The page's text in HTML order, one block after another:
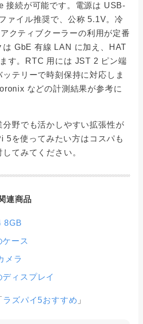
接続が可能です。電源は USB-
ァイル推奨で、公称 5.1V。冷
クティブクーラーの利用が定番
は GbE 有線 LAN に加え、HAT
す。RTC 用には JST 2 ピン端
テリーで時刻保持に対応しま
などの計測結果が参考に
分野でも活かしやすい拡張性が
5を使ってみたい方はコスパも
てみてください。
連商品
8GB
ース
メラ
ィスプレイ
ラズパイ5おすすめ 」